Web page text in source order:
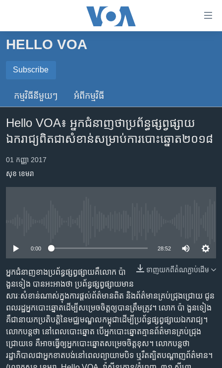
គេហទំព័រ​
រំលង​
ព័ត៌មាន​​
តែ​
រំលង​
និង​
ចូល​
រំលង​
និង​
ចូល​
ទៅ​
កាន់​
ទំព័រ​
ស្វែង​
រក
កម្ពុជា
អន្តរជាតិ
ចិន
ហេឡូវីអូអេ
កម្ពុជាច្នៃប្រតិដ្ឋ
ព្រឹត្តិការណ៍ព័ត៌មាន
ទូរទស្សន៍ / វីដេអូ​
ភាសា
HELLO VOA
Subscribe
SUBSCRIBE
ទទួល​​​សេវា​​​ Podcast
កម្មវិធី​នីមួយៗ អំពី​កម្មវិធី​
Hello VOA៖ អ្នក​ជំនាញ​ថា​ប្រព័ន្ធ​ផ្សព្វផ្សាយ​
ឯករាជ្យ​ពិតជា​សំខាន់​សម្រាប់​ការ​បោះឆ្នោត​២០១៨
01 កញ្ញា 2017
សុខ ខេមរា
0:00 28:52
ទាញ​យក​ពី​តំណភ្ជាប់​ដើម
អ្នកជំនាញ​ខាង​ប្រព័ន្ធ​ផ្សព្វផ្សាយ​គឺ​លោក ប៉ា
ងួនទៀង បាន​អះអាង​ថា ប្រព័ន្ធ​ផ្សព្វផ្សាយ​មាន​
សារៈសំខាន់​ណាស់​ក្នុងការ​ផ្តល់​ព័ត៌មាន​ពិត និង​ព័ត៌មាន​គ្រប់​ជ្រុងជ្រោយ ជូន​
ពលរដ្ឋ​អ្នក​បោះឆ្នោត​ដើម្បី​សម្រេច​ចិត្ត​ឲ្យ​បាន​ត្រឹមត្រូវ។ លោក ប៉ា ងួនទៀង
គឺជា​នាយកប្រតិបត្តិ​នៃ​មជ្ឈមណ្ឌល​កម្ពុជា​ដើម្បី​ប្រព័ន្ធ​ផ្សព្វផ្សាយ​ឯករាជ្យ។
លោក​បន្ត​ថា នៅ​ពេល​បោះឆ្នោត បើ​អ្នក​បោះឆ្នោត​គ្មាន​ព័ត៌មាន​គ្រប់​ជ្រុង
ជ្រោយ​ទេ គឺ​អាច​ធ្វើ​ឲ្យ​អ្នក​បោះឆ្នោត​សម្រេច​ចិត្ត​ខុស។ លោកបន្ត​ថា
រដ្ឋាភិបាល​ជា​អ្នក​ខាតបង់​នៅពេល​ព្យាយាម​បិទ ឬ​រឹតត្បិត​បណ្តាញ​ព័ត៌មាន។